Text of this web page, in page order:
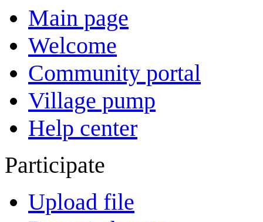
Main page
Welcome
Community portal
Village pump
Help center
Participate
Upload file